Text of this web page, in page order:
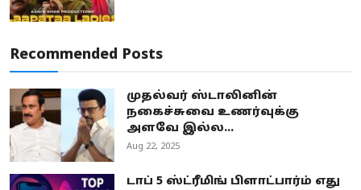
Recommended Posts
முதல்வர் ஸ்டாலினின்
நகைச்சுவை உணர்வுக்கு
அளவே இல்ல...
Aug 22, 2025
டாப் 5 ஸ்ட்ரீமிங் பிளாட்பார்ம் எது